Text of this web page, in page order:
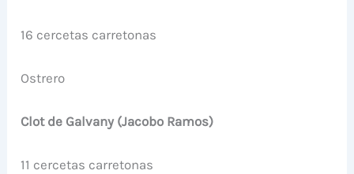
16 cercetas carretonas
Ostrero
Clot de Galvany (Jacobo Ramos)
11 cercetas carretonas